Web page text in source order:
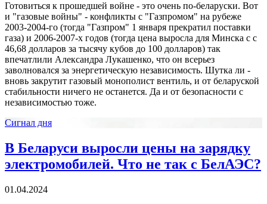
Готовиться к прошедшей войне - это очень по-беларуски. Вот
и "газовые войны" - конфликты с "Газпромом" на рубеже
2003-2004-го (тогда "Газпром" 1 января прекратил поставки
газа) и 2006-2007-х годов (тогда цена выросла для Минска с с
46,68 долларов за тысячу кубов до 100 долларов) так
впечатлили Александра Лукашенко, что он всерьез
заволновался за энергетическую независимость. Шутка ли -
вновь закрутит газовый монополист вентиль, и от беларуской
стабильности ничего не останется. Да и от безопасности с
независимостью тоже.
Сигнал дня
В Беларуси выросли цены на зарядку
электромобилей. Что не так с БелАЭС?
01.04.2024